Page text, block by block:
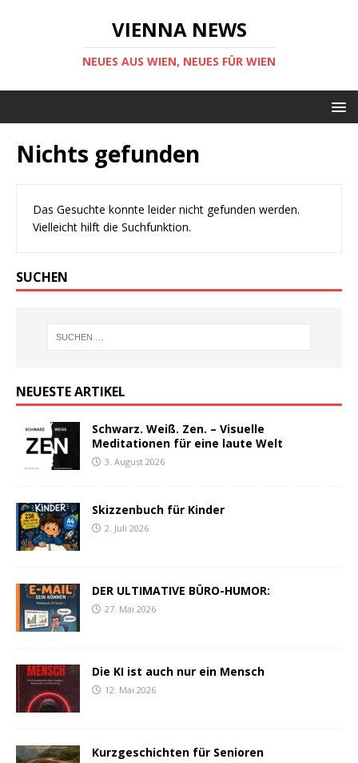
VIENNA NEWS
NEUES AUS WIEN, NEUES FÜR WIEN
Nichts gefunden
Das Gesuchte konnte leider nicht gefunden werden.
Vielleicht hilft die Suchfunktion.
SUCHEN
NEUESTE ARTIKEL
Schwarz. Weiß. Zen. – Visuelle
Meditationen für eine laute Welt
3. August 2026
Skizzenbuch für Kinder
2. Juli 2026
DER ULTIMATIVE BÜRO-HUMOR:
27. Mai 2026
Die KI ist auch nur ein Mensch
12. Mai 2026
Kurzgeschichten für Senioren